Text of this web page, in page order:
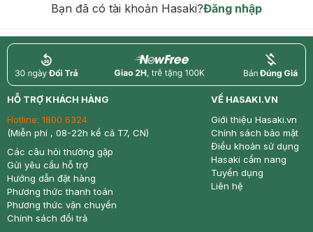
Bạn đã có tài khoản Hasaki?Đăng nhập
return nowfree price
HỖ TRỢ KHÁCH HÀNG
Hotline: 1800 6324
(Miễn phí , 08-22h kể cả T7, CN)
Các câu hỏi thường gặp
Gửi yêu cầu hỗ trợ
Hướng dẫn đặt hàng
Phương thức thanh toán
Phương thức vận chuyển
Chính sách đổi trả
VỀ HASAKI.VN
Giới thiệu Hasaki.vn
Chính sách bảo mật
Điều khoản sử dụng
Hasaki cẩm nang
Tuyển dụng
Liên hệ